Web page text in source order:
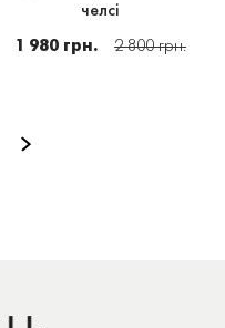
челсі
1 980 грн. 2 800 грн.